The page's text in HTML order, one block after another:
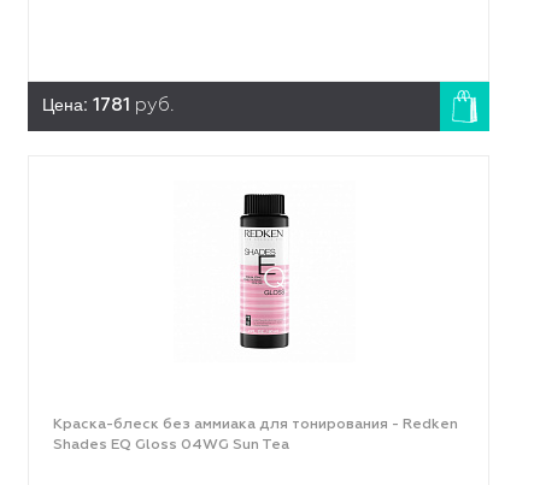
Цена: 1781 руб.
Краска-блеск без аммиака для тонирования - Redken
Shades EQ Gloss 04WG Sun Tea